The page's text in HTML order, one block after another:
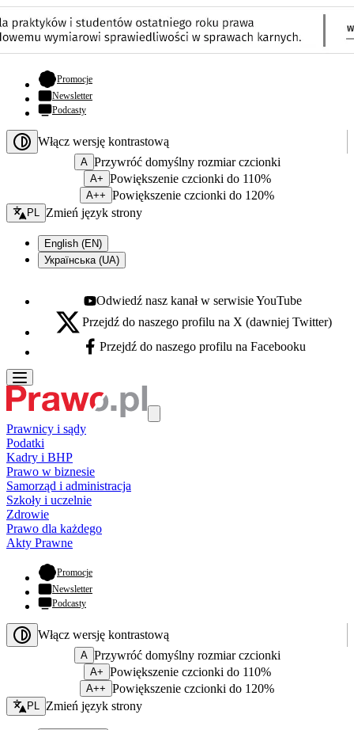
Promocje- otwiera się w nowej karcie
Newsletter
Podcasty
Włącz wersję kontrastową
A Przywróć domyślny rozmiar czcionki
A+ Powiększenie czcionki do 110%
A++ Powiększenie czcionki do 120%
Zmień język - bieżący:
PL Zmień język strony
English (EN)
Українська (UA)
Youtube - otwiera się w nowej karcie
Odwiedź nasz kanał w serwisie YouTube
X - otwiera się w nowej karcie
Przejdź do naszego profilu na X (dawniej Twitter)
Facebook - otwiera się w nowej karcie
Przejdź do naszego profilu na Facebooku
Prawnicy i sądy
Podatki
Kadry i BHP
Prawo w biznesie
Samorząd i administracja
Szkoły i uczelnie
Zdrowie
Prawo dla każdego
Akty Prawne
Promocje- otwiera się w nowej karcie
Newsletter
Podcasty
Włącz wersję kontrastową
A Przywróć domyślny rozmiar czcionki
A+ Powiększenie czcionki do 110%
A++ Powiększenie czcionki do 120%
Zmień język - bieżący:
PL Zmień język strony